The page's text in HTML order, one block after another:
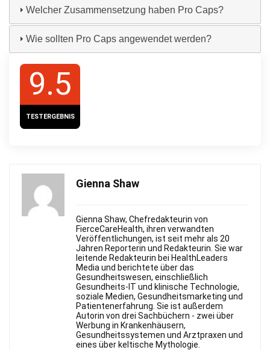
Welcher Zusammensetzung haben Pro Caps?
Wie sollten Pro Caps angewendet werden?
9.5
TESTERGEBNIS
Gienna Shaw
Gienna Shaw, Chefredakteurin von
FierceСareHealth, ihren verwandten
Veröffentlichungen, ist seit mehr als 20
Jahren Reporterin und Redakteurin. Sie war
leitende Redakteurin bei HealthLeaders
Media und berichtete über das
Gesundheitswesen, einschließlich
Gesundheits-IT und klinische Technologie,
soziale Medien, Gesundheitsmarketing und
Patientenerfahrung. Sie ist außerdem
Autorin von drei Sachbüchern - zwei über
Werbung in Krankenhäusern,
Gesundheitssystemen und Arztpraxen und
eines über keltische Mythologie.